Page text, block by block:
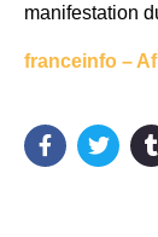
manifestation
franceinfo –